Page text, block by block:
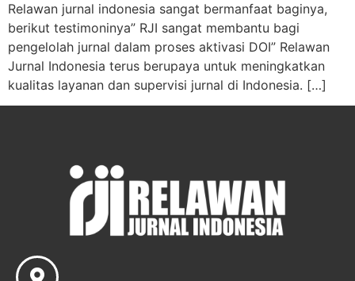
Relawan jurnal indonesia sangat bermanfaat baginya,
berikut testimoninya” RJI sangat membantu bagi
pengelolah jurnal dalam proses aktivasi DOI” Relawan
Jurnal Indonesia terus berupaya untuk meningkatkan
kualitas layanan dan supervisi jurnal di Indonesia. […]